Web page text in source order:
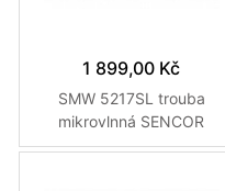
1 899,00 Kč
SMW 5217SL trouba
mikrovlnná SENCOR